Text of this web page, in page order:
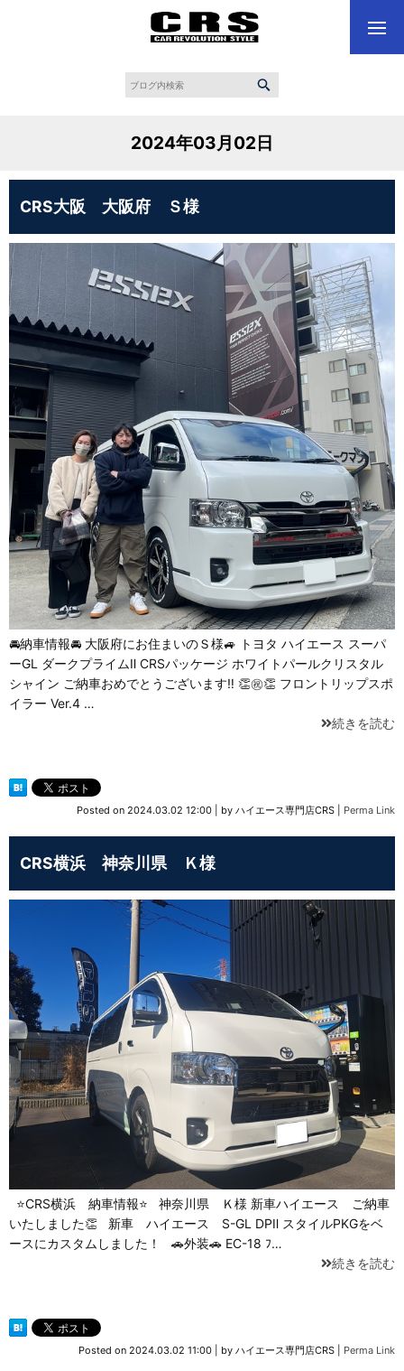
2024年03月02日
CRS大阪 大阪府 Ｓ様
🚘納車情報🚘 大阪府にお住まいのＳ様🚙 トヨタ ハイエース スーパ
ーGL ダークプライムⅡ CRSパッケージ ホワイトパールクリスタル
シャイン ご納車おめでとうございます‼ 👏㊗👏 フロントリップスポ
イラー Ver.4 …
続きを読む
Posted on 2024.03.02 12:00 by ハイエース専門店CRS Perma Link
CRS横浜 神奈川県 Ｋ様
⭐CRS横浜 納車情報⭐ 神奈川県 Ｋ様 新車ハイエース ご納車
いたしました👏 新車 ハイエース S-GL DPⅡ スタイルPKGをベ
ースにカスタムしました！ 🚗外装🚗 EC-18 ﾌ…
続きを読む
Posted on 2024.03.02 11:00 by ハイエース専門店CRS Perma Link